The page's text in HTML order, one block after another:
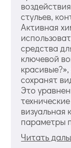
стульев,
Активная
средства
ключевой
сохранят
Это
визуальная
параметры
Читать